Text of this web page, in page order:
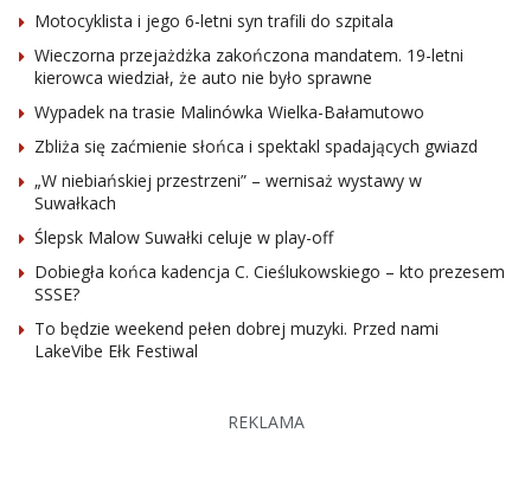
Motocyklista i jego 6-letni syn trafili do szpitala
Wieczorna przejażdżka zakończona mandatem. 19-letni
kierowca wiedział, że auto nie było sprawne
Wypadek na trasie Malinówka Wielka-Bałamutowo
Zbliża się zaćmienie słońca i spektakl spadających gwiazd
„W niebiańskiej przestrzeni” – wernisaż wystawy w
Suwałkach
Ślepsk Malow Suwałki celuje w play-off
Dobiegła końca kadencja C. Cieślukowskiego – kto prezesem
SSSE?
To będzie weekend pełen dobrej muzyki. Przed nami
LakeVibe Ełk Festiwal
REKLAMA